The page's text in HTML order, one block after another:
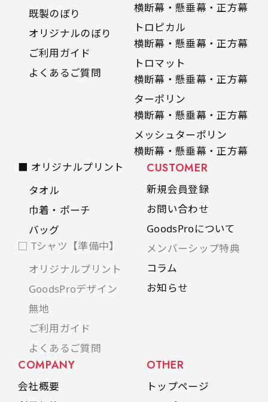
既製のぼり
オリジナルのぼり
ご利用ガイド
よくあるご質問
横断幕・懸垂幕・正方幕
トロピカル
横断幕・懸垂幕・正方幕
トロマット
横断幕・懸垂幕・正方幕
ターポリン
横断幕・懸垂幕・正方幕
メッシュターポリン
横断幕・懸垂幕・正方幕
■ オリジナルプリント
タオル
巾着・ポーチ
バッグ
□ Tシャツ【準備中】
オリジナルプリント
GoodsProデザイン
無地
ご利用ガイド
よくあるご質問
CUSTOMER
新規会員登録
お問い合わせ
GoodsProについて
メンバーシップ特典
コラム
お知らせ
COMPANY
会社概要
OTHER
トップページ